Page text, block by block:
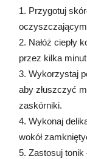
1. Przygotuj
2. Nałóż ciepły
przez kilka
3. Wykorzystaj
aby złuszczyć
zaskórniki.
4. Wykonaj
wokół
5. Zastosuj tonik